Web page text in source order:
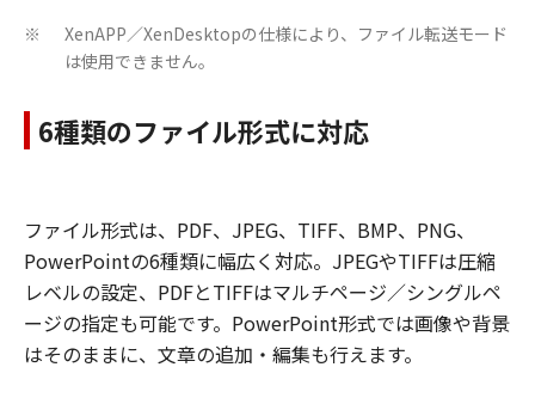
※
XenAPP／XenDesktopの仕様により、ファイル転送モード
は使用できません。
6種類のファイル形式に対応
ファイル形式は、PDF、JPEG、TIFF、BMP、PNG、
PowerPointの6種類に幅広く対応。JPEGやTIFFは圧縮
レベルの設定、PDFとTIFFはマルチページ／シングルペ
ージの指定も可能です。PowerPoint形式では画像や背景
はそのままに、文章の追加・編集も行えます。